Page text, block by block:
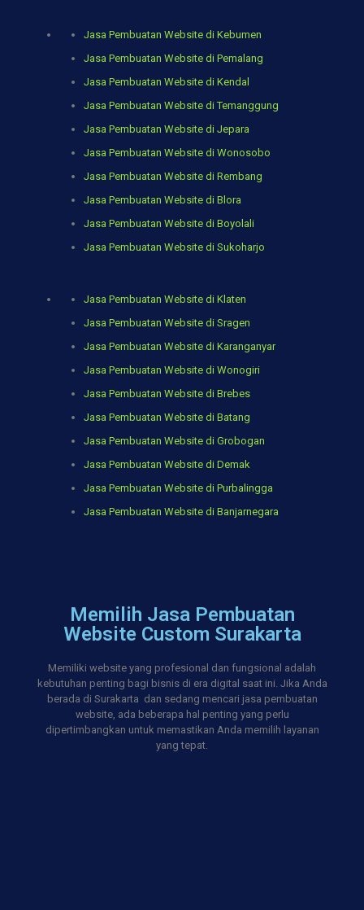
Jasa Pembuatan Website di Kebumen
Jasa Pembuatan Website di Pemalang
Jasa Pembuatan Website di Kendal
Jasa Pembuatan Website di Temanggung
Jasa Pembuatan Website di Jepara
Jasa Pembuatan Website di Wonosobo
Jasa Pembuatan Website di Rembang
Jasa Pembuatan Website di Blora
Jasa Pembuatan Website di Boyolali
Jasa Pembuatan Website di Sukoharjo
Jasa Pembuatan Website di Klaten
Jasa Pembuatan Website di Sragen
Jasa Pembuatan Website di Karanganyar
Jasa Pembuatan Website di Wonogiri
Jasa Pembuatan Website di Brebes
Jasa Pembuatan Website di Batang
Jasa Pembuatan Website di Grobogan
Jasa Pembuatan Website di Demak
Jasa Pembuatan Website di Purbalingga
Jasa Pembuatan Website di Banjarnegara
Memilih Jasa Pembuatan
Website Custom Surakarta
Memiliki website yang profesional dan fungsional adalah
kebutuhan penting bagi bisnis di era digital saat ini. Jika Anda
berada di Surakarta dan sedang mencari jasa pembuatan
website, ada beberapa hal penting yang perlu
dipertimbangkan untuk memastikan Anda memilih layanan
yang tepat.